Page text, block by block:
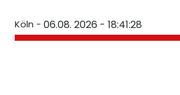
Köln - 06.08. 2026 - 18:41:28